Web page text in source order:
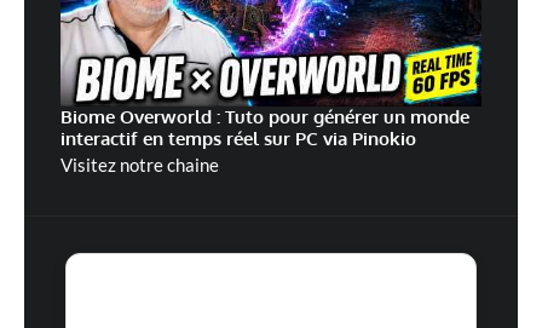
Biome Overworld : Tuto pour générer un monde
interactif en temps réel sur PC via Pinokio
Visitez notre chaine